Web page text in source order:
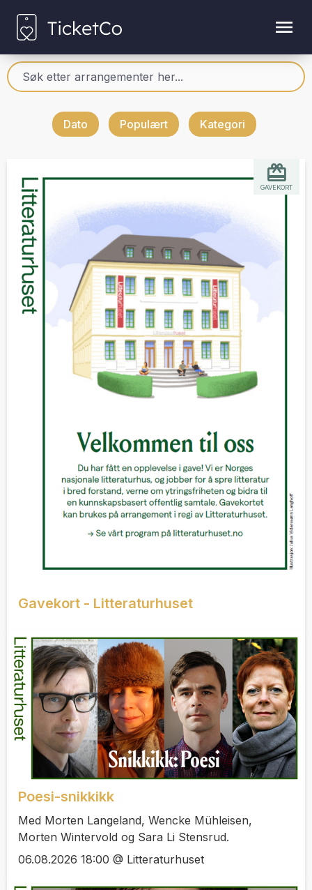
Dato Populært Kategori
Gavekort - Litteraturhuset
GAVEKORT
Poesi-snikkikk
Med Morten Langeland, Wencke Mühleisen,
Morten Wintervold og Sara Li Stensrud.
06.08.2026 18:00 @ Litteraturhuset